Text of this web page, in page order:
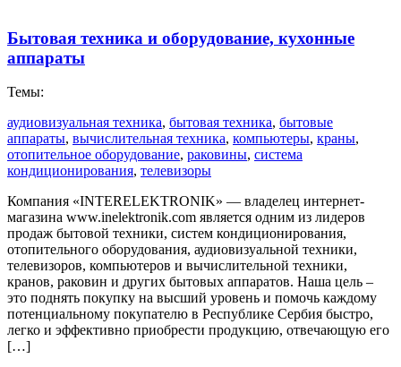
Бытовая техника и оборудование, кухонные
аппараты
Темы:
аудиовизуальная техника, бытовая техника, бытовые
аппараты, вычислительная техника, компьютеры, краны,
отопительное оборудование, раковины, система
кондиционирования, телевизоры
Компания «INTERELEKTRONIK» — владелец интернет-
магазина www.inelektronik.com является одним из лидеров
продаж бытовой техники, систем кондиционирования,
отопительного оборудования, аудиовизуальной техники,
телевизоров, компьютеров и вычислительной техники,
кранов, раковин и других бытовых аппаратов. Наша цель –
это поднять покупку на высший уровень и помочь каждому
потенциальному покупателю в Республике Сербия быстро,
легко и эффективно приобрести продукцию, отвечающую его
[…]